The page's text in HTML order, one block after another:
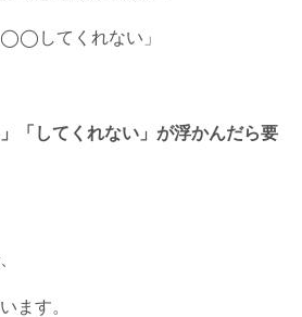
◯◯してくれない」
「してくれない」が浮かんだら要
ます。